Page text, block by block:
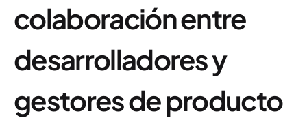
colaboración entre
desarrolladores y
gestores de producto